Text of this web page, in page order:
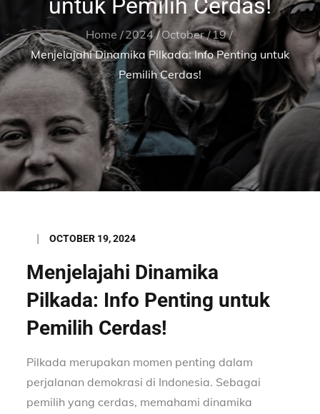
untuk Pemilih Cerdas!
Home 2024 October 19
Menjelajahi Dinamika Pilkada: Info Penting untuk
Pemilih Cerdas!
Posted
OCTOBER 19, 2024
Menjelajahi Dinamika
Pilkada: Info Penting untuk
Pemilih Cerdas!
Pilkada merupakan momen penting dalam
perjalanan demokrasi di Indonesia. Sebagai
pemilih yang cerdas, memahami dinamika